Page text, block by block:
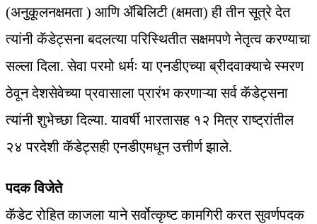
(अनुकूलनक्षमता ) आणि ॲबिलिटी (क्षमता) ही तीन सूत्रे देत
त्यांनी कॅडेट्सना बदलत्या परिस्थितीत सक्षमपणे नेतृत्व करण्याचा
सल्ला दिला. सेवा परमो धर्मः या एनडीएच्या ब्रीदवाक्याचे स्मरण
ठेवून देशसेवेच्या प्रवासाला प्रारंभ करणाऱ्या सर्व कॅडेट्सना
त्यांनी शुभेच्छा दिल्या. यावर्षी भारतासह १२ मित्र राष्ट्रांतील
२४ परदेशी कॅडेट्सही एनडीएमधून उत्तीर्ण झाले.
पदक विजेते
कॅडेट रोहित काजला याने सर्वोत्कृष्ट कामगिरी करत सुवर्णपदक